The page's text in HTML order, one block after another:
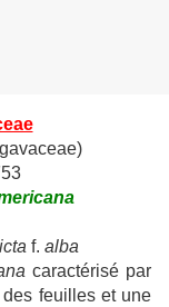
f. alba
caractérisé par
feuilles et une